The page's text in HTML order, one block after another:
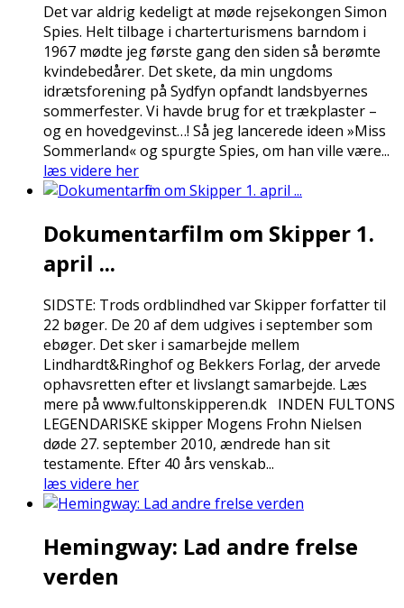
Det var aldrig kedeligt at møde rejsekongen Simon
Spies. Helt tilbage i charterturismens barndom i
1967 mødte jeg første gang den siden så berømte
kvindebedårer. Det skete, da min ungdoms
idrætsforening på Sydfyn opfandt landsbyernes
sommerfester. Vi havde brug for et trækplaster –
og en hovedgevinst…! Så jeg lancerede ideen »Miss
Sommerland« og spurgte Spies, om han ville være...
læs videre her
Dokumentarfilm om Skipper 1.
april ...
SIDSTE: Trods ordblindhed var Skipper forfatter til
22 bøger. De 20 af dem udgives i september som
ebøger. Det sker i samarbejde mellem
Lindhardt&Ringhof og Bekkers Forlag, der arvede
ophavsretten efter et livslangt samarbejde. Læs
mere på www.fultonskipperen.dk INDEN FULTONS
LEGENDARISKE skipper Mogens Frohn Nielsen
døde 27. september 2010, ændrede han sit
testamente. Efter 40 års venskab...
læs videre her
Hemingway: Lad andre frelse
verden